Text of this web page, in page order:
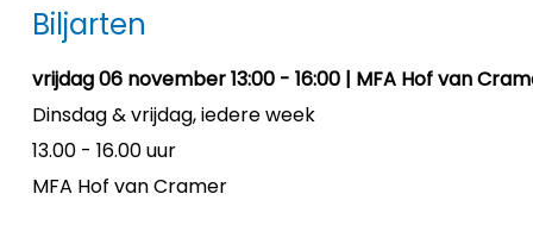
Biljarten
vrijdag 06 november 13:00 - 16:00 | MFA Hof van
Dinsdag & vrijdag, iedere week
13.00 - 16.00 uur
MFA Hof van Cramer